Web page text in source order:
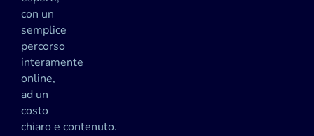
con un
semplice
percorso
interamente
online,
ad un
costo
chiaro e contenuto.